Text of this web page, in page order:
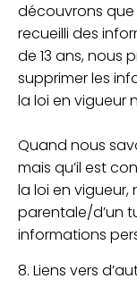
découvrons
recueilli des
de 13 ans, nous
supprimer les
la loi en vigueur
Quand nous
mais qu’il est
la loi en vigueur,
parentale/d’un
informations
8. Liens vers